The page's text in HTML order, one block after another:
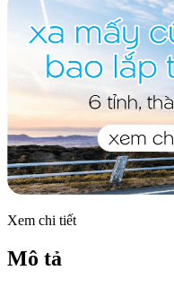
Xem chi tiết
Mô tả